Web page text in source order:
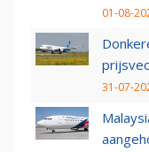
01-08-
31-07-